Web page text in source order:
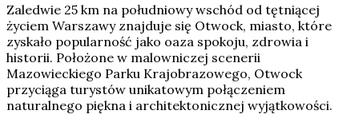
Zaledwie 25 km na południowy wschód od tętniącej
życiem Warszawy znajduje się Otwock, miasto, które
zyskało popularność jako oaza spokoju, zdrowia i
historii. Położone w malowniczej scenerii
Mazowieckiego Parku Krajobrazowego, Otwock
przyciąga turystów unikatowym połączeniem
naturalnego piękna i architektonicznej wyjątkowości.